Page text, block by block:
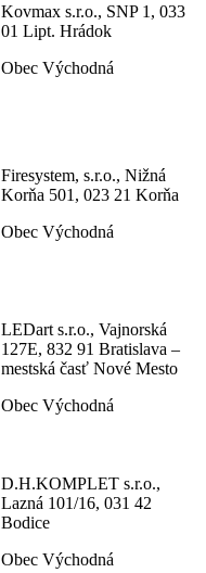
Kovmax s.r.o., SNP 1, 033
01 Lipt. Hrádok
Obec Východná
Firesystem, s.r.o., Nižná
Korňa 501, 023 21 Korňa
Obec Východná
LEDart s.r.o., Vajnorská
127E, 832 91 Bratislava –
mestská časť Nové Mesto
Obec Východná
D.H.KOMPLET s.r.o.,
Lazná 101/16, 031 42
Bodice
Obec Východná